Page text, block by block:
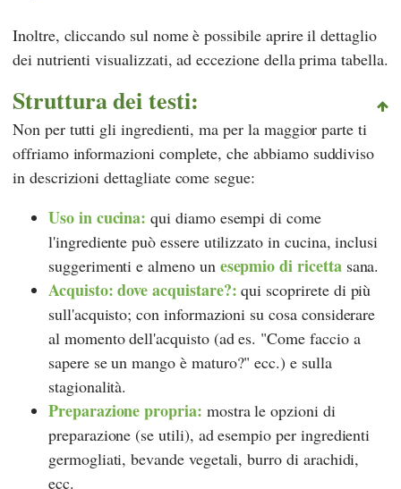
Inoltre, cliccando sul nome è possibile aprire il dettaglio
dei nutrienti visualizzati, ad eccezione della prima tabella.
Struttura dei testi:
Non per tutti gli ingredienti, ma per la maggior parte ti
offriamo informazioni complete, che abbiamo suddiviso
in descrizioni dettagliate come segue:
Uso in cucina: qui diamo esempi di come
l'ingrediente può essere utilizzato in cucina, inclusi
suggerimenti e almeno un esepmio di ricettasana.
Acquisto: dove acquistare?: qui scoprirete di più
sull'acquisto; con informazioni su cosa considerare
al momento dell'acquisto (ad es. "Come faccio a
sapere se un mango è maturo?" ecc.) e sulla
stagionalità.
Preparazione propria: mostra le opzioni di
preparazione (se utili), ad esempio per ingredienti
germogliati, bevande vegetali, burro di arachidi,
ecc.